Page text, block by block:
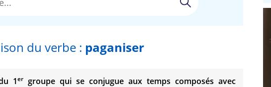
du verbe : paganiser
1er groupe qui se conjugue aux temps composés avec